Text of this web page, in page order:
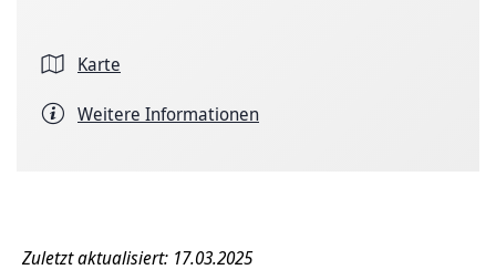
Karte
Weitere Informationen
Zuletzt aktualisiert: 17.03.2025